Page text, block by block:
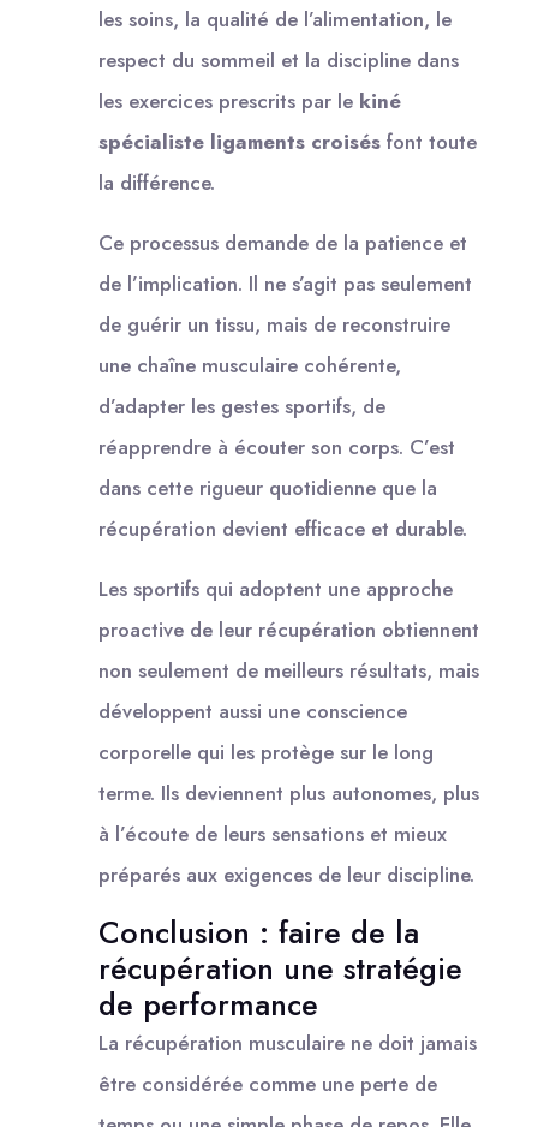
les soins, la qualité de l’alimentation, le
respect du sommeil et la discipline dans
les exercices prescrits par le kiné
spécialiste ligaments croisés font toute
la différence.
Ce processus demande de la patience et
de l’implication. Il ne s’agit pas seulement
de guérir un tissu, mais de reconstruire
une chaîne musculaire cohérente,
d’adapter les gestes sportifs, de
réapprendre à écouter son corps. C’est
dans cette rigueur quotidienne que la
récupération devient efficace et durable.
Les sportifs qui adoptent une approche
proactive de leur récupération obtiennent
non seulement de meilleurs résultats, mais
développent aussi une conscience
corporelle qui les protège sur le long
terme. Ils deviennent plus autonomes, plus
à l’écoute de leurs sensations et mieux
préparés aux exigences de leur discipline.
Conclusion : faire de la
récupération une stratégie
de performance
La récupération musculaire ne doit jamais
être considérée comme une perte de